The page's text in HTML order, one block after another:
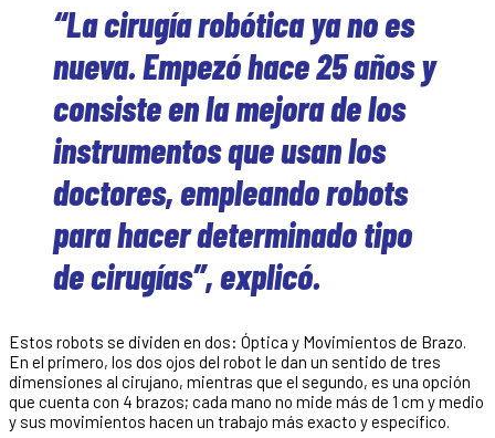
“La cirugía robótica ya no es
nueva. Empezó hace 25 años y
consiste en la mejora de los
instrumentos que usan los
doctores, empleando robots
para hacer determinado tipo
de cirugías”, explicó.
Estos robots se dividen en dos: Óptica y Movimientos de Brazo.
En el primero, los dos ojos del robot le dan un sentido de tres
dimensiones al cirujano, mientras que el segundo, es una opción
que cuenta con 4 brazos; cada mano no mide más de 1 cm y medio
y sus movimientos hacen un trabajo más exacto y específico.